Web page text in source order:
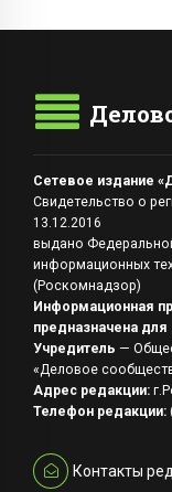
Сетевое издание
Свидетельство о
13.12.2016
выдано
информационных
(Роскомнадзор)
Информационная
предназначена для
Учредитель —
«Деловое
Адрес редакции:
Телефон редакции:
Контакты